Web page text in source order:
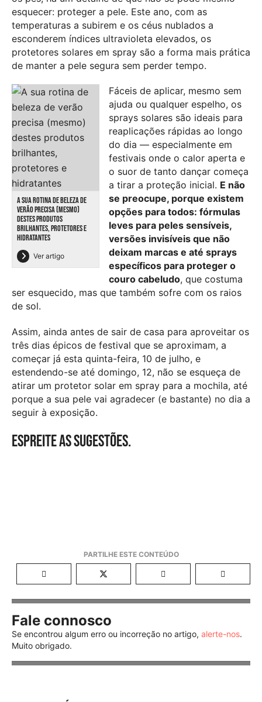
esquecer: proteger a pele. Este ano, com as
temperaturas a subirem e os céus nublados a
esconderem índices ultravioleta elevados, os
protetores solares em spray são a forma mais prática
de manter a pele segura sem perder tempo.
A SUA ROTINA DE BELEZA DE
VERÃO PRECISA (MESMO)
DESTES PRODUTOS
BRILHANTES, PROTETORES E
HIDRATANTES
Ver artigo
Fáceis de aplicar, mesmo sem
ajuda ou qualquer espelho, os
sprays solares são ideais para
reaplicações rápidas ao longo
do dia — especialmente em
festivais onde o calor aperta e
o suor de tanto dançar começa
a tirar a proteção inicial. E não
se preocupe, porque existem
opções para todos: fórmulas
leves para peles sensíveis,
versões invisíveis que não
deixam marcas e até sprays
específicos para proteger o
couro cabeludo, que costuma
ser esquecido, mas que também sofre com os raios
de sol.
Assim, ainda antes de sair de casa para aproveitar os
três dias épicos de festival que se aproximam, a
começar já esta quinta-feira, 10 de julho, e
estendendo-se até domingo, 12, não se esqueça de
atirar um protetor solar em spray para a mochila, até
porque a sua pele vai agradecer (e bastante) no dia a
seguir à exposição.
Espreite as sugestões.
Fale connosco
Se encontrou algum erro ou incorreção no artigo, alerte-nos.
Muito obrigado.